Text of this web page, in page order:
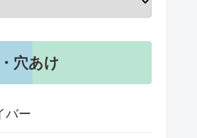
穴あけ
バー